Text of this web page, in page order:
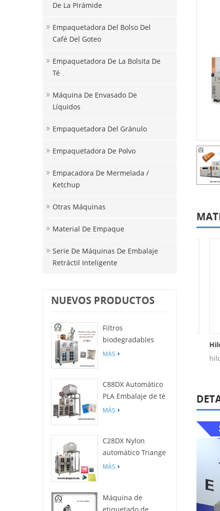
De La Pirámide
Empaquetadora Del Bolso Del
Café Del Goteo
Empaquetadora De La Bolsita De
Té
Máquina De Envasado De
Líquidos
Empaquetadora Del Gránulo
Empaquetadora De Polvo
Empacadora De Mermelada /
Ketchup
Otras Máquinas
Material De Empaque
Serie De Máquinas De Embalaje
Retráctil Inteligente
NUEVOS PRODUCTOS
Filtros
biodegradables
C19H PLA para
goteo
MÁS
C88DX Automático
PLA Embalaje de té
Máquina (bolsa
MÁS
C28DX Nylon
automático Triange
/ Piso Máquina de
pequeño
MÁS
Máquina de
Tela No Tejida Hilo De Algodón
Hilo De Algodón De Nailon.
hilo de algodón
Hilo
hilo